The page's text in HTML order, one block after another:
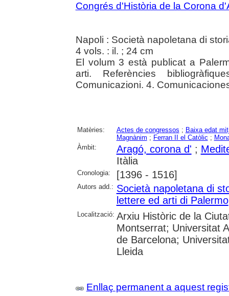
Congrés d'Història de la Corona
Napoli : Società napoletana di
4 vols. : il. ; 24 cm
El volum 3 està publicat a
arti. Referències
Comunicazioni. 4.
Matèries: Actes de congressos ; Baixa edat
Magnànim ; Ferran II el Catòlic ;
Àmbit:
Aragó, corona d' ;
Itàlia
Cronologia: [1396 - 1516]
Autors add.: Società napoletana di
lettere ed arti di Palermo
Localització: Arxiu Històric de la
Montserrat; Universitat
de Barcelona;
Lleida
Enllaç permanent a aquest